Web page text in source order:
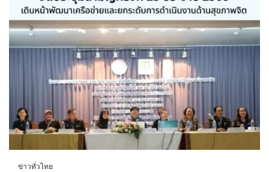
ข่าวทั่วไทย